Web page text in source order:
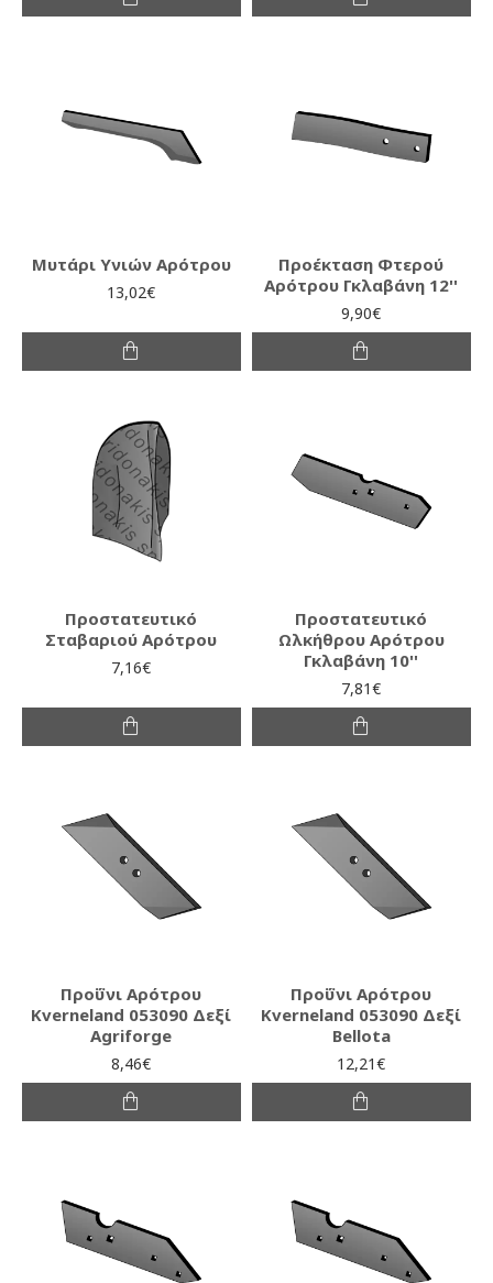
Μυτάρι Υνιών Αρότρου
13,02€
Προέκταση Φτερού
Αρότρου Γκλαβάνη 12''
9,90€
Προστατευτικό
Σταβαριού Αρότρου
7,16€
Προστατευτικό
Ωλκήθρου Αρότρου
Γκλαβάνη 10''
7,81€
Προΰνι Αρότρου
Kverneland 053090 Δεξί
Agriforge
8,46€
Προΰνι Αρότρου
Kverneland 053090 Δεξί
Bellota
12,21€